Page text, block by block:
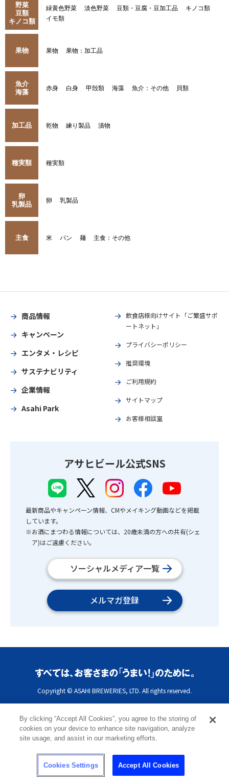
野菜
豆類
キノコ類
緑黄色野菜 淡色野菜 豆類・豆腐・豆加工品
キノコ類
イモ類
果物 果物 果物：加工品
魚介
海藻
赤身 白身 甲殻類 海藻 魚介：その他 貝類
加工品 乾物 練り製品 漬物
種実類 種実類
卵
乳製品
卵 乳製品
主食 米 パン 麺 主食：その他
商品情報
キャンペーン
エンタメ・レシピ
サステナビリティ
企業情報
Asahi Park
飲食店様向けサイト「ご繁盛サポ
ートネット」
プライバシーポリシー
推奨環境
ご利用規約
サイトマップ
お客様相談室
アサヒビール公式SNS
最新商品やキャンペーン情報、CMやメイキング動画などを掲載
しています。
※お酒にまつわる情報については、20歳未満の方への共有(シェ
ア)はご遠慮ください。
ソーシャルメディア一覧
メルマガ登録
Copyright © ASAHI BREWERIES, LTD. All rights reserved.
By clicking “Accept All Cookies”, you agree to the storing of
cookies on your device to enhance site navigation, analyze
site usage, and assist in our marketing efforts.
Cookies Settings Accept All Cookies